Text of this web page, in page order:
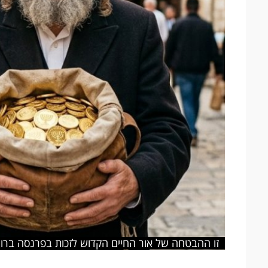
זו ההבטחה של אור החיים הקדוש לזכות בפרנסה